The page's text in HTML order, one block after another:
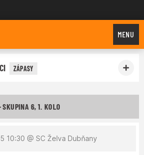
MENU
ZÁPASY
6, 1. KOLO
10:30 @ SC Želva Dubňany